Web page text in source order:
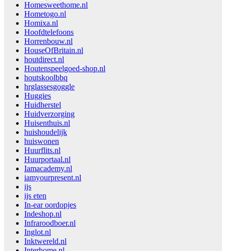
Homesweethome.nl
Hometogo.nl
Homixa.nl
Hoofdtelefoons
Horrenbouw.nl
HouseOfBritain.nl
houtdirect.nl
Houtenspeelgoed-shop.nl
houtskoolbbq
hrglassesgoggle
Huggies
Huidherstel
Huidverzorging
Huisenthuis.nl
huishoudelijk
huiswonen
Huurflits.nl
Huurportaal.nl
Iamacademy.nl
iamyourpresent.nl
ijs
ijs eten
In-ear oordopjes
Indeshop.nl
Infraroodboer.nl
Inglot.nl
Inktwereld.nl